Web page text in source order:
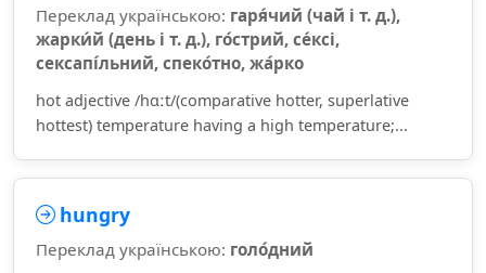
Переклад українською: гаря́чий (чай і т. д.),
жарки́й (день і т. д.), го́стрий, се́ксі,
сексапі́льний, спеко́тно, жа́рко
hot adjective /hɑːt/(comparative hotter, superlative
hottest) temperature having a high temperature;...
hungry
Переклад українською: голо́дний